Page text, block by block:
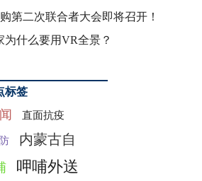
第二次联合者大会即将召开！
什么要用VR全景？
标签
直面抗疫
内蒙古自
呷哺外送